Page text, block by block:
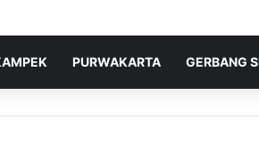
PURWAKARTA GERBANG